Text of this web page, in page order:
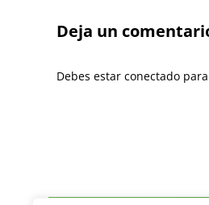
Deja un
Debes estar conectado